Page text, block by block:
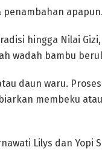
apapun.
hingga Nilai
wadah bambu
daun waru.
membeku
Lilys dan Yopi